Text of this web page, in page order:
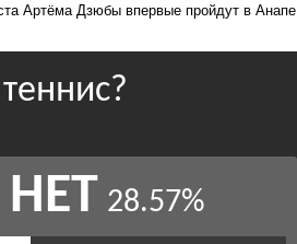
Артёма Дзюбы впервые пройдут в Анапе